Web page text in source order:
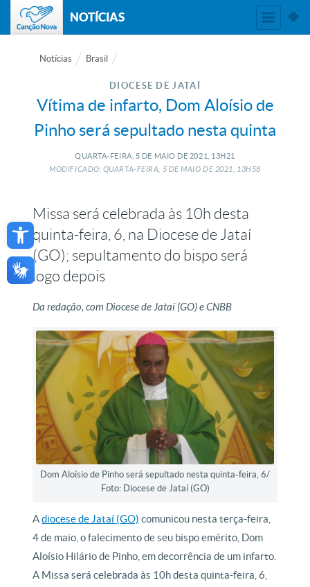
Open toolbar
NOTÍCIAS
Notícias Brasil
DIOCESE DE JATAÍ
Vítima de infarto, Dom Aloísio de
Pinho será sepultado nesta quinta
QUARTA-FEIRA, 5 DE MAIO DE 2021, 13H21
MODIFICADO: QUARTA-FEIRA, 5 DEMAIO DE 2021, 13H58
Missa será celebrada às 10h desta
quinta-feira, 6, na Diocese de Jataí
(GO); sepultamento do bispo será
logo depois
Da redação, com Diocese de Jataí (GO) e CNBB
Dom Aloísio de Pinho será sepultado nesta quinta-feira, 6/
Foto: Diocese de Jataí (GO)
Adiocese de Jataí (GO) comunicou nesta terça-feira,
4 de maio, o falecimento de seu bispo emérito, Dom
Aloísio Hilário de Pinho, em decorrência de um infarto.
A Missa será celebrada às 10h desta quinta-feira, 6,